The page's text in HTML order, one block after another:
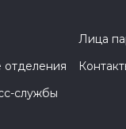
Лица
отделения
службы